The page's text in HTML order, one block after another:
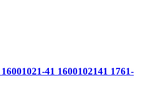
41 1600102141 1761-